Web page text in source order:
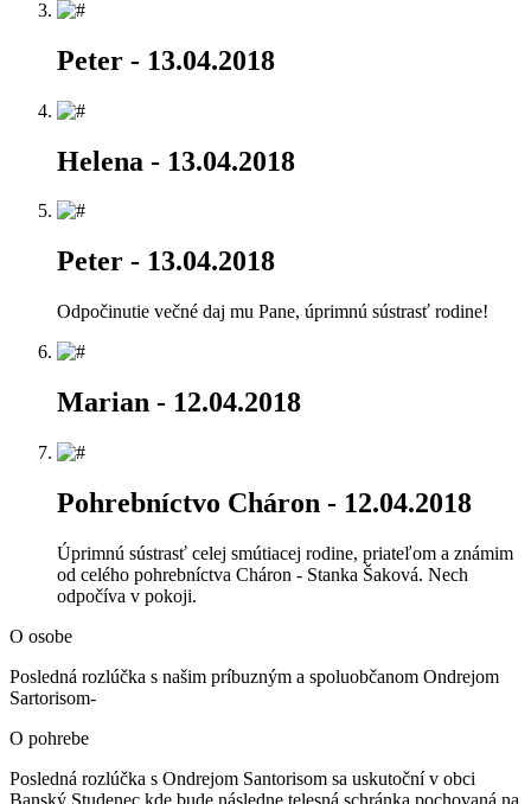
Peter - 13.04.2018
Helena - 13.04.2018
Peter - 13.04.2018
Odpočinutie večné daj mu Pane, úprimnú sústrasť rodine!
Marian - 12.04.2018
Pohrebníctvo Cháron - 12.04.2018
Úprimnú sústrasť celej smútiacej rodine, priateľom a známim
od celého pohrebníctva Cháron - Stanka Šaková. Nech
odpočíva v pokoji.
O osobe
Posledná rozlúčka s našim príbuzným a spoluobčanom Ondrejom
Sartorisom-
O pohrebe
Posledná rozlúčka s Ondrejom Santorisom sa uskutoční v obci
Banský Studenec kde bude následne telesná schránka pochovaná na